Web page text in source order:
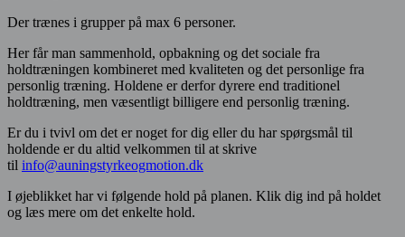
Der trænes i grupper på max 6 personer.
Her får man sammenhold, opbakning og det sociale fra
holdtræningen kombineret med kvaliteten og det personlige fra
personlig træning. Holdene er derfor dyrere end traditionel
holdtræning, men væsentligt billigere end personlig træning.
Er du i tvivl om det er noget for dig eller du har spørgsmål til
holdende er du altid velkommen til at skrive
til info@auningstyrkeogmotion.dk
I øjeblikket har vi følgende hold på planen. Klik dig ind på holdet
og læs mere om det enkelte hold.